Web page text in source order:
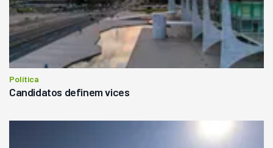
Política
Candidatos definem vices